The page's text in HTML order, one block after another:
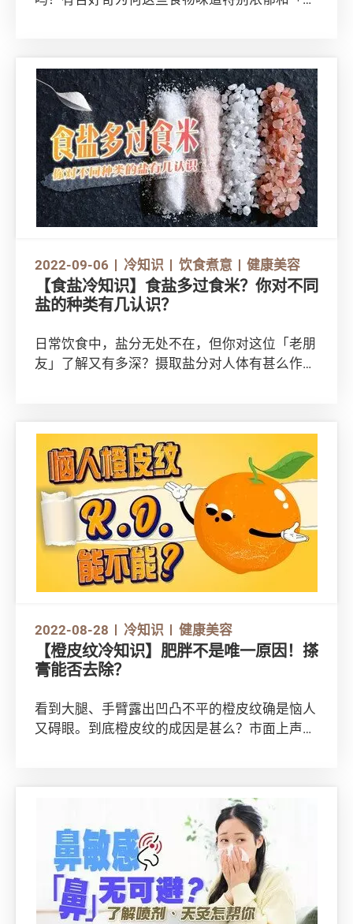
只要留意2点，便可稍减风险？一起了解更多！
2022-09-06 冷知识 饮食煮意 健康美容
【食盐冷知识】食盐多过食米？你对不同
盐的种类有几认识？
日常饮食中，盐分无处不在，但你对这位「老朋
友」了解又有多深？摄取盐分对人体有甚么作
2022-08-28 冷知识 健康美容
【橙皮纹冷知识】肥胖不是唯一原因！搽
膏能否去除？
看到大腿、手臂露出凹凸不平的橙皮纹确是恼人
又碍眼。到底橙皮纹的成因是甚么？市面上声称